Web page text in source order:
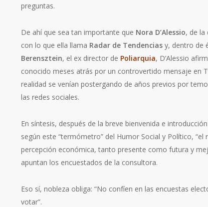
preguntas.
De ahí que sea tan importante que Nora D’Alessio, de la
con lo que ella llama Radar de Tendencias y, dentro de
Berensztein, el ex director de Poliarquia, D’Alessio
conocido meses atrás por un controvertido mensaje en
realidad se venían postergando de años previos por
las redes sociales.
En síntesis, después de la breve bienvenida e
según este “termómetro” del Humor Social y Político,
percepción económica, tanto presente como futura y
apuntan los encuestados de la consultora.
Eso sí, nobleza obliga: “No confíen en las encuestas
votar”.